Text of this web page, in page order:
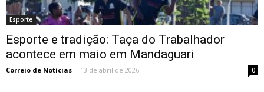
Esporte
Esporte e tradição: Taça do Trabalhador
acontece em maio em Mandaguari
Correio de Notícias - 13 de abril de 2026 0